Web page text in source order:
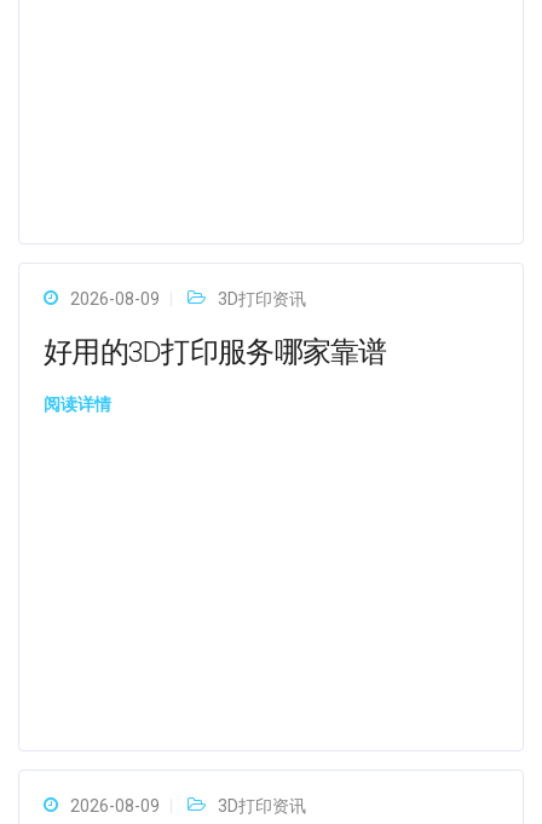
2026-08-09 3D打印资讯
好用的3D打印服务哪家靠谱
阅读详情
2026-08-09 3D打印资讯